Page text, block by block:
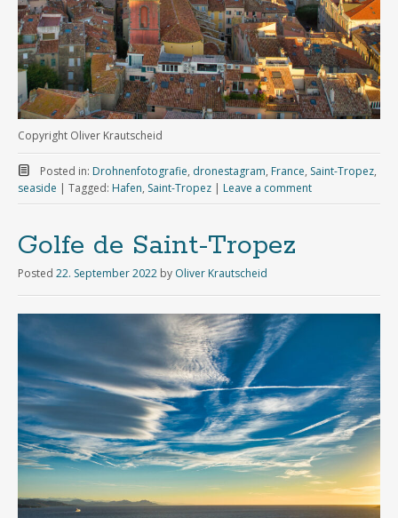
Copyright Oliver Krautscheid
Posted in: Drohnenfotografie, dronestagram, France, Saint-Tropez,
seaside | Tagged: Hafen, Saint-Tropez | Leave a comment
Golfe de Saint-Tropez
Posted 22. September 2022 by Oliver Krautscheid